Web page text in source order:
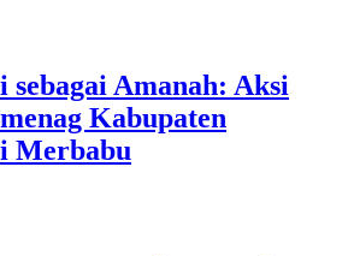
sebagai Amanah: Aksi
Kabupaten
Merbabu